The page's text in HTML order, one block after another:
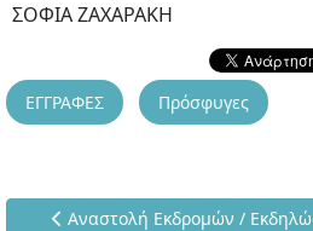
ΣΟΦΙΑ ΖΑΧΑΡΑΚΗ
ΕΓΓΡΑΦΕΣ Πρόσφυγες
Προηγούμενο άρθρο:
Αναστολή Εκδρομών /